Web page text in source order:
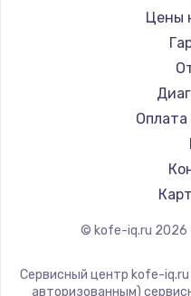
Ремонт
Ремонт
Ремонт
Ремонт
Ремонт
Ремонт
Цены
Оплата
© kofe-iq.ru 2026
Сервисный центр kofe-iq.ru
авторизованным)